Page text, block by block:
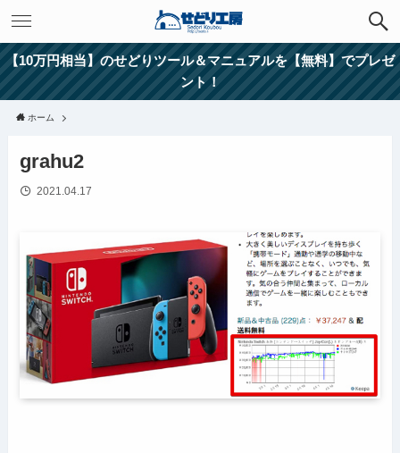
【10万円相当】のせどりツール＆マニュアルを【無料】でプレゼ
ント！
ホーム
grahu2
2021.04.17